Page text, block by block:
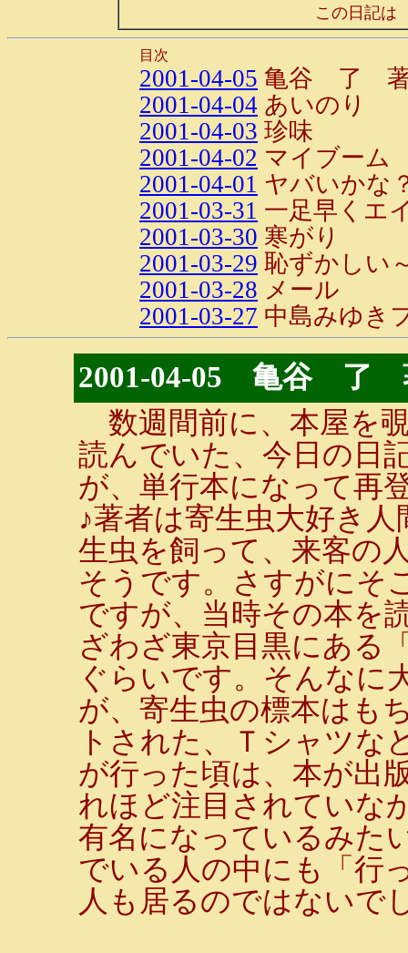
この日記は
目次
2001-04-05 亀谷 了 著
2001-04-04 あいのり
2001-04-03 珍味
2001-04-02 マイブーム
2001-04-01 ヤバいかな
2001-03-31 一足早くエ
2001-03-30 寒がり
2001-03-29 恥ずかしい
2001-03-28 メール
2001-03-27 中島みゆき
2001-04-05 亀谷 了
数週間前に、本屋を
読んでいた、今日の日
が、単行本になって再
♪著者は寄生虫大好き
生虫を飼って、来客の
そうです。さすがにそ
ですが、当時その本を
ざわざ東京目黒にある
ぐらいです。そんなに
が、寄生虫の標本はも
トされた、Ｔシャツな
が行った頃は、本が出
れほど注目されていな
有名になっているみた
でいる人の中にも「行
人も居るのではないで